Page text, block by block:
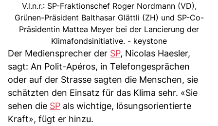
V.l.n.r.: SP-Fraktionschef Roger Nordmann (VD),
Grünen-Präsident Balthasar Glättli (ZH) und SP-Co-
Präsidentin Mattea Meyer bei der Lancierung der
Klimafondsinitiative. - keystone
Der Mediensprecher der SP, Nicolas Haesler,
sagt: An Polit-Apéros, in Telefongesprächen
oder auf der Strasse sagten die Menschen, sie
schätzten den Einsatz für das Klima sehr. «Sie
sehen die SP als wichtige, lösungsorientierte
Kraft», fügt er hinzu.